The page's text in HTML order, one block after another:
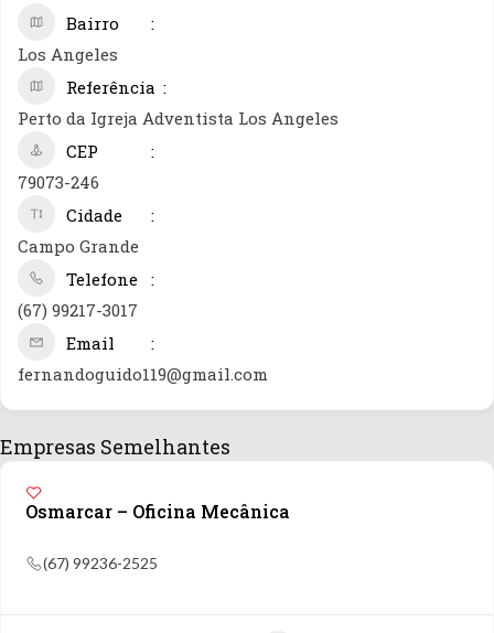
Bairro
Los Angeles
Referência
Perto da Igreja Adventista Los Angeles
CEP
79073-246
Cidade
Campo Grande
Telefone
(67) 99217-3017
Email
fernandoguido119@gmail.com
Empresas Semelhantes
Osmarcar – Oficina Mecânica
(67) 99236-2525